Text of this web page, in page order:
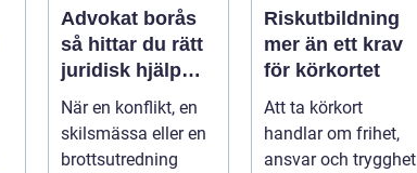
Advokat borås
så hittar du rätt
juridisk hjälp
när livet
krånglar
När en konflikt, en
skilsmässa eller en
brottsutredning
Riskutbildning
mer än ett krav
för körkortet
Att ta körkort
handlar om frihet,
ansvar och trygghet